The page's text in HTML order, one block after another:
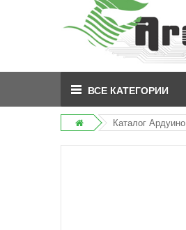
ВСЕ КАТЕГОРИИ
Каталог Ардуино